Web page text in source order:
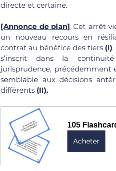
directe et certaine.
[Annonce de plan] Cet arrêt
un nouveau recours en
contrat au bénéfice des tiers (I).
s’inscrit dans la
jurisprudence, précédemment
semblable aux décisions
différents (II).
105
Acheter